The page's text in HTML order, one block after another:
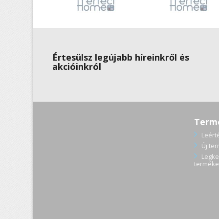
Értesülsz legújabb híreinkről és
akcióinkról
Új